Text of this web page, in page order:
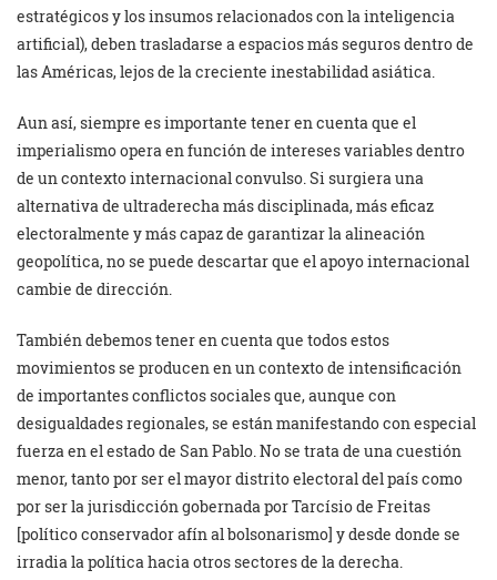
estratégicos y los insumos relacionados con la inteligencia
artificial), deben trasladarse a espacios más seguros dentro de
las Américas, lejos de la creciente inestabilidad asiática.
Aun así, siempre es importante tener en cuenta que el
imperialismo opera en función de intereses variables dentro
de un contexto internacional convulso. Si surgiera una
alternativa de ultraderecha más disciplinada, más eficaz
electoralmente y más capaz de garantizar la alineación
geopolítica, no se puede descartar que el apoyo internacional
cambie de dirección.
También debemos tener en cuenta que todos estos
movimientos se producen en un contexto de intensificación
de importantes conflictos sociales que, aunque con
desigualdades regionales, se están manifestando con especial
fuerza en el estado de San Pablo. No se trata de una cuestión
menor, tanto por ser el mayor distrito electoral del país como
por ser la jurisdicción gobernada por Tarcísio de Freitas
[político conservador afín al bolsonarismo] y desde donde se
irradia la política hacia otros sectores de la derecha.